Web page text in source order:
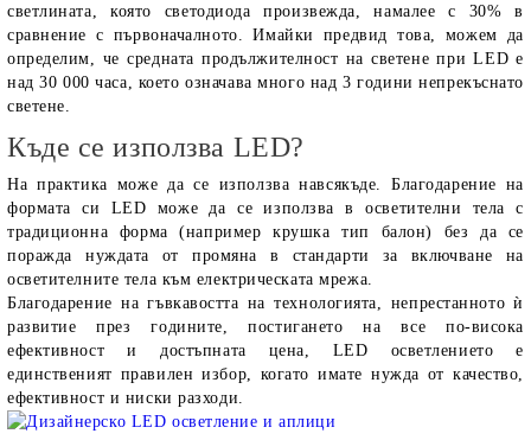
светлината, която светодиода произвежда, намалее с 30% в
сравнение с първоначалното. Имайки предвид това, можем да
определим, че средната продължителност на светене при LED е
над 30 000 часа, което означава много над 3 години непрекъснато
светене.
Къде се използва LED?
На практика може да се използва навсякъде. Благодарение на
формата си LED може да се използва в осветителни тела с
традиционна форма (например крушка тип балон) без да се
поражда нуждата от промяна в стандарти за включване на
осветителните тела към електрическата мрежа.
Благодарение на гъвкавостта на технологията, непрестанното ѝ
развитие през годините, постигането на все по-висока
ефективност и достъпната цена, LED осветлението е
единственият правилен избор, когато имате нужда от качество,
ефективност и ниски разходи.